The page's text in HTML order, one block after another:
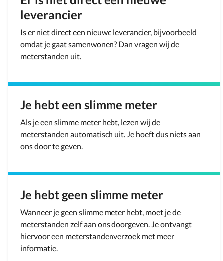
leverancier
Is er niet direct een nieuwe leverancier, bijvoorbeeld
omdat je gaat samenwonen? Dan vragen wij de
meterstanden uit.
Je hebt een slimme meter
Als je een slimme meter hebt, lezen wij de
meterstanden automatisch uit. Je hoeft dus niets aan
ons door te geven.
Je hebt geen slimme meter
Wanneer je geen slimme meter hebt, moet je de
meterstanden zelf aan ons doorgeven. Je ontvangt
hiervoor een meterstandenverzoek met meer
informatie.